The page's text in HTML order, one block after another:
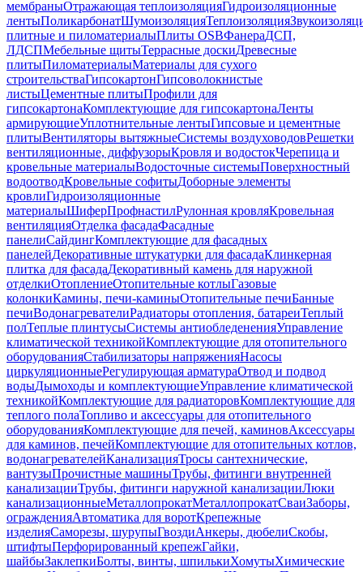
мембраныОтражающая теплоизоляцияГидроизоляционные
лентыПоликарбонатШумоизоляцияТеплоизоляция
плитные и пиломатериалыПлиты OSBФанераДСП,
ЛДСПМебельные щитыТеррасные доскиДревесные
плитыПиломатериалыМатериалы для сухого
строительстваГипсокартонГипсоволокнистые
листыЦементные плитыПрофили для
гипсокартонаКомплектующие для гипсокартонаЛенты
армирующиеУплотнительные лентыГипсовые и цементные
плитыВентиляторы вытяжныеСистемы воздуховодовРешетки
вентиляционные, диффузорыКровля и водостокЧерепица и
кровельные материалыВодосточные системыПоверхностный
водоотводКровельные софитыДоборные элементы
кровлиГидроизоляционные
материалыШиферПрофнастилРулонная кровляКровельная
вентиляцияОтделка фасадаФасадные
панелиСайдингКомплектующие для фасадных
панелейДекоративные штукатурки для фасадаКлинкерная
плитка для фасадаДекоративный камень для наружной
отделкиОтоплениеОтопительные котлыГазовые
колонкиКамины, печи-каминыОтопительные печиБанные
печиВодонагревателиРадиаторы отопления, батареиТеплый
полТеплые плинтусыСистемы антиобледененияУправление
климатической техникойКомплектующие для отопительного
оборудованияСтабилизаторы напряженияНасосы
циркуляционныеРегулирующая арматураОтвод и подвод
водыДымоходы и комплектующиеУправление климатической
техникойКомплектующие для радиаторовКомплектующие для
теплого полаТопливо и аксессуары для отопительного
оборудованияКомплектующие для печей, каминовАксессуары
для каминов, печейКомплектующие для отопительных котлов,
водонагревателейКанализацияТросы сантехнические,
вантузыПрочистные машиныТрубы, фитинги внутренней
канализацииТрубы, фитинги наружной канализацииЛюки
канализационныеМеталлопрокатМеталлопрокатСваиЗаборы,
огражденияАвтоматика для воротКрепежные
изделияСаморезы, шурупыГвоздиАнкеры, дюбелиСкобы,
штифтыПерфорированный крепежГайки,
шайбыЗаклепкиБолты, винты, шпилькиХомутыХимические